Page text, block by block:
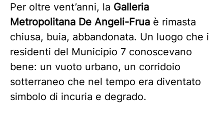
Per oltre vent’anni, la Galleria
Metropolitana De Angeli-Frua è rimasta
chiusa, buia, abbandonata. Un luogo che i
residenti del Municipio 7 conoscevano
bene: un vuoto urbano, un corridoio
sotterraneo che nel tempo era diventato
simbolo di incuria e degrado.